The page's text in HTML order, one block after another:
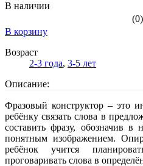
В наличии
(0)
В корзину
Возраст
2-3 года, 3-5 лет
Описание:
Фразовый конструктор – это
ребёнку связать слова в
составить фразу, обозначив
понятным изображением.
ребёнок учится
проговаривать слова в